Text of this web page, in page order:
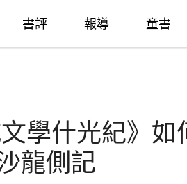
書評 報導 童書
學什光紀》
龍側記